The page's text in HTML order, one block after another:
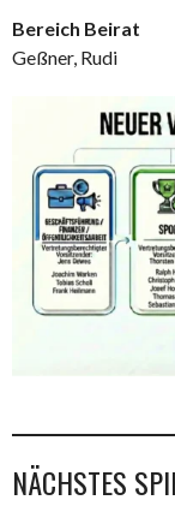
Bereich Beirat
Geßner, Rudi
NÄCHSTES